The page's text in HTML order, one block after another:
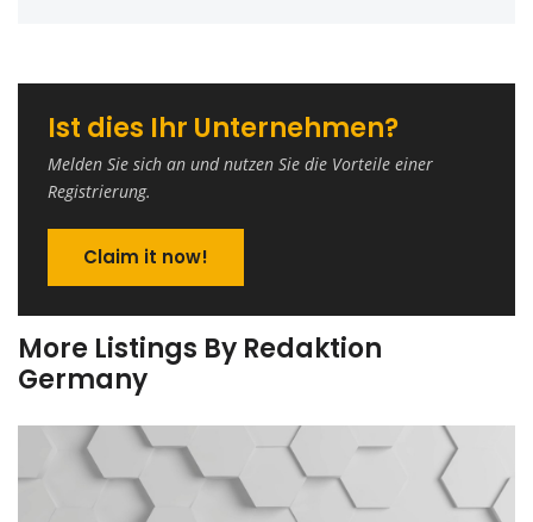
Ist dies Ihr Unternehmen?
Melden Sie sich an und nutzen Sie die Vorteile einer
Registrierung.
Claim it now!
More Listings By Redaktion
Germany